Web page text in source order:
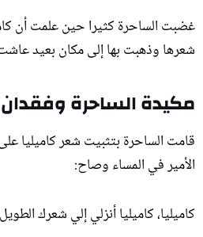
غضبت الساحرة كثيرا حين علمت أن
شعرها وذهبت بها إلى مكان بعيد
مكيدة الساحرة وفقدان
قامت الساحرة بتثبيت شعر كاميليا
الأمير في المساء وصاح:
كاميليا، كاميليا أنزلي إلي شعرك